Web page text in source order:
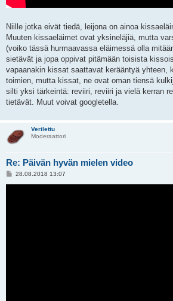
Niille jotka eivät tiedä, leijona on ainoa
Muuten kissaeläimet ovat yksineläjiä, mutta
(voiko tässä hurmaavassa eläimessä olla
sietävät ja jopa oppivat pitämään toisista
vapaanakin kissat saattavat kerääntyä yhteen,
toimien, mutta kissat, ne ovat oman tiensä
silti yksi tärkeintä: reviiri, reviiri ja vielä kerran
tietävät. Muut voivat googletella.
Verilettu
Moderaattori
Re: Päivän hyvän mielen video
V28.08.2018 13:07